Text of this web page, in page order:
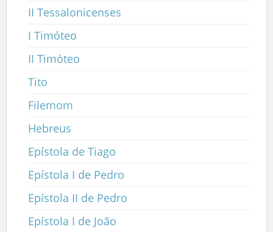
II Tessalonicenses
I Timóteo
II Timóteo
Tito
Filemom
Hebreus
Epístola de Tiago
Epístola I de Pedro
Epístola II de Pedro
Epístola I de João